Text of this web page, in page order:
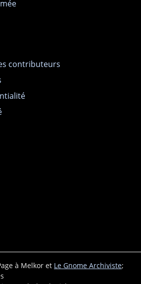
contributeurs
à Melkor et Le Gnome Archiviste;